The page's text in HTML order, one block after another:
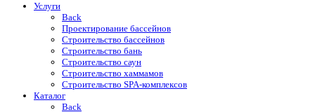
Услуги
Back
Проектирование бассейнов
Строительство бассейнов
Строительство бань
Строительство саун
Строительство хаммамов
Строительство SPA-комплексов
Каталог
Back